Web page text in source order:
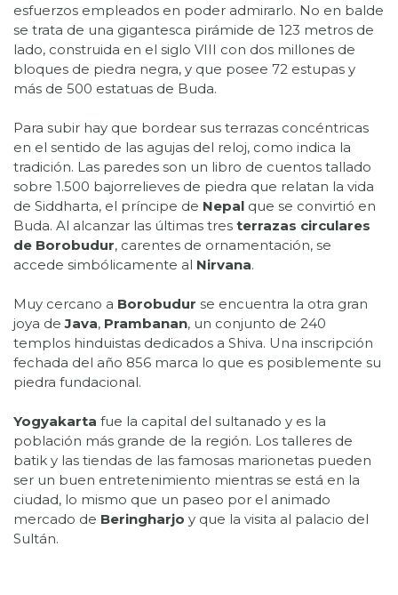
esfuerzos empleados en poder admirarlo. No en balde
se trata de una gigantesca pirámide de 123 metros de
lado, construida en el siglo VIII con dos millones de
bloques de piedra negra, y que posee 72 estupas y
más de 500 estatuas de Buda.
Para subir hay que bordear sus terrazas concéntricas
en el sentido de las agujas del reloj, como indica la
tradición. Las paredes son un libro de cuentos tallado
sobre 1.500 bajorrelieves de piedra que relatan la vida
de Siddharta, el príncipe de Nepal que se convirtió en
Buda. Al alcanzar las últimas tres terrazas circulares
de Borobudur, carentes de ornamentación, se
accede simbólicamente al Nirvana.
Muy cercano a Borobudur se encuentra la otra gran
joya deJava, Prambanan, un conjunto de 240
templos hinduistas dedicados a Shiva. Una inscripción
fechada del año 856 marca lo que es posiblemente su
piedra fundacional.
Yogyakarta fue la capital del sultanado y es la
población más grande de la región. Los talleres de
batik y las tiendas de las famosas marionetas pueden
ser un buen entretenimiento mientras se está en la
ciudad, lo mismo que un paseo por el animado
mercado de Beringharjo y que la visita al palacio del